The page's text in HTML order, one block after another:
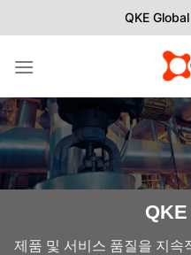
to
QKE Global
제품 및 서비스 품질을 지속